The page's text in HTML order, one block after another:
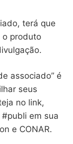
terá que
o produto
associado” é
seus
no link,
em sua
e CONAR.